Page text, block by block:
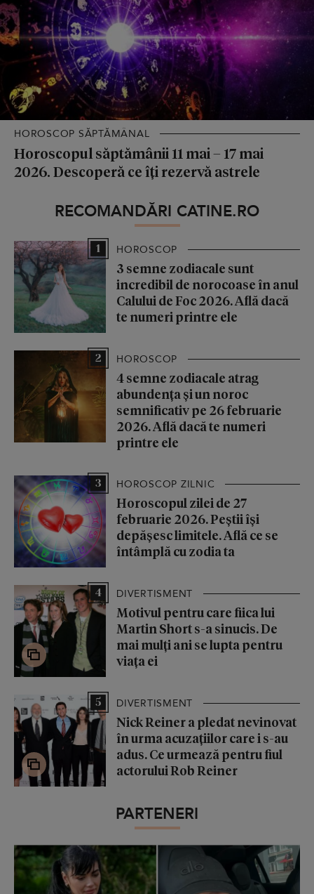
HOROSCOP SĂPTĂMÂNAL
Horoscopul săptămânii 11 mai – 17 mai
2026. Descoperă ce îți rezervă astrele
RECOMANDĂRI CATINE.RO
1 HOROSCOP
3 semne zodiacale sunt
incredibil de norocoase în anul
Calului de Foc 2026. Află dacă
te numeri printre ele
2 HOROSCOP
4 semne zodiacale atrag
abundența și un noroc
semnificativ pe 26 februarie
2026. Află dacă te numeri
printre ele
3 HOROSCOP ZILNIC
Horoscopul zilei de 27
februarie 2026. Peștii își
depășesc limitele. Află ce se
întâmplă cu zodia ta
4 DIVERTISMENT
Motivul pentru care fiica lui
Martin Short s-a sinucis. De
mai mulți ani se lupta pentru
viața ei
5 DIVERTISMENT
Nick Reiner a pledat nevinovat
în urma acuzațiilor care i s-au
adus. Ce urmează pentru fiul
actorului Rob Reiner
PARTENERI